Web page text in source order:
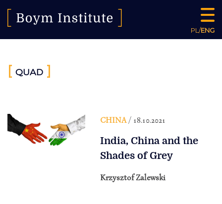
PL/ENG
[ QUAD ]
CHINA/ 18.10.2021
India, China and the
Shades of Grey
Krzysztof Zalewski